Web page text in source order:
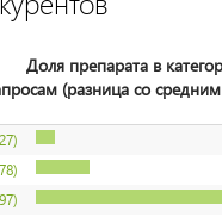
Доля препарата в
(разница со